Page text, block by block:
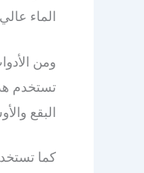
الماء
ومن
تستخدم
البقع
كما